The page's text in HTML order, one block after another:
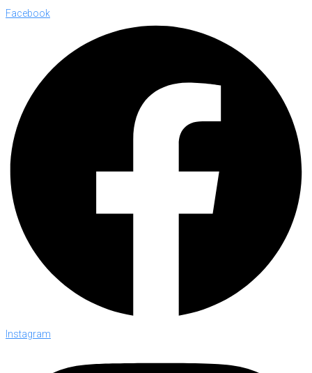
Facebook
Instagram